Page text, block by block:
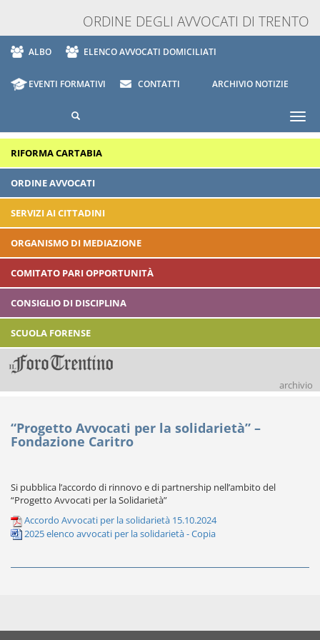
ORDINE DEGLI AVVOCATI DI TRENTO
ALBO ELENCO AVVOCATI DOMICILIATI
EVENTI FORMATIVI CONTATTI ARCHIVIO NOTIZIE
RIFORMA CARTABIA
ORDINE AVVOCATI
SERVIZI AI CITTADINI
ORGANISMO DI MEDIAZIONE
COMITATO PARI OPPORTUNITÀ
CONSIGLIO DI DISCIPLINA
SCUOLA FORENSE
archivio
“Progetto Avvocati per la solidarietà” –
Fondazione Caritro
Si pubblica l’accordo di rinnovo e di partnership nell’ambito del
“Progetto Avvocati per la Solidarietà”
Accordo Avvocati per la solidarietà 15.10.2024
2025 elenco avvocati per la solidarietà - Copia